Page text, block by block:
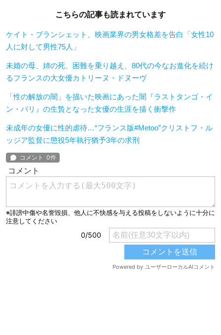
こちらの記事も読まれています
ケイト・ブランシェット、映画業界の男女格差を告白「女性10
人に対して男性75人」
未婚の母、姉の死、困難を乗り越え、80代の今なお進化を続け
るフランスの大女優カトリーヌ・ドヌーヴ
「性の解放の闇」を描いた映画にあった闇『ラストタンゴ・イ
ン・パリ』の生贄となった女優の生涯を描く衝撃作
未成年の女優に性的虐待…“フランス版#Metoo”クリストフ・ル
ッジア監督に懲役5年執行猶予3年の求刑